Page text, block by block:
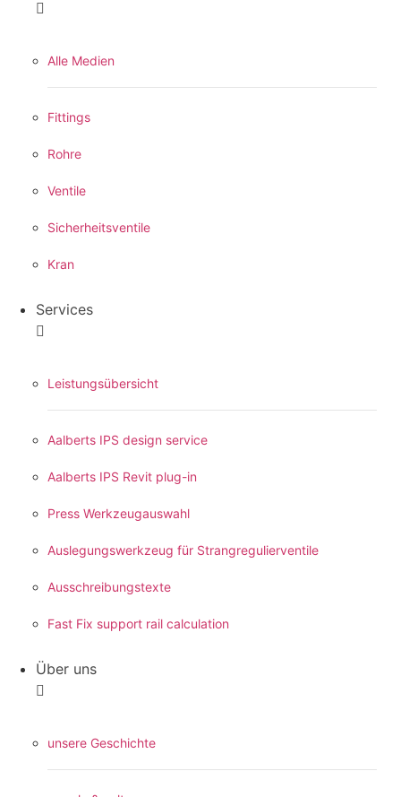
Alle Medien
Fittings
Rohre
Ventile
Sicherheitsventile
Kran
Services
Leistungsübersicht
Aalberts IPS design service
Aalberts IPS Revit plug-in
Press Werkzeugauswahl
Auslegungswerkzeug für Strangregulierventile
Ausschreibungstexte
Fast Fix support rail calculation
Über uns
unsere Geschichte